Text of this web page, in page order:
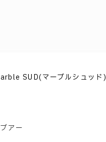
SUD(マーブルシュッド)
アー